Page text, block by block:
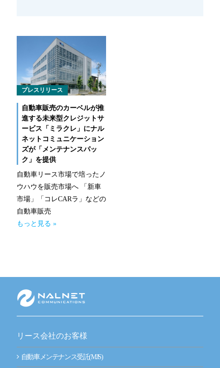
プレスリリース
自動車販売のカーベルが推
進する未来型クレジットサ
ービス「ミラクレ」にナル
ネットコミュニケーション
ズが「メンテナンスパッ
ク」を提供
自動車リース市場で培ったノ
ウハウを販売市場へ 「新車
市場」「コレCARラ」などの
自動車販売
もっと見る »
リース会社のお客様
自動車メンテナンス受託(MJS)
なるほどネット
緊急ロードサービス
一般企業のお客様
自動車メンテナンス受託(NMS)
自動車リース
車両買取
福祉車両メンテナンス
緊急ロードサービス
整備業務提携
モビノワ